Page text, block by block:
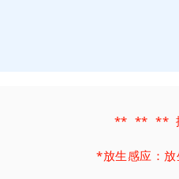
** ** **
*放生感应：